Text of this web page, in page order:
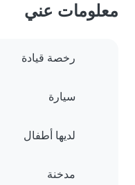
معلومات عني
رخصة قيادة
سيارة
لديها أطفال
مدخنة